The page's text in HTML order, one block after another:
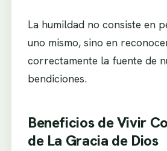
La humildad no consiste en
uno mismo, sino en
correctamente la fuente de
bendiciones.
Beneficios de Vivir
de La Gracia de Dios